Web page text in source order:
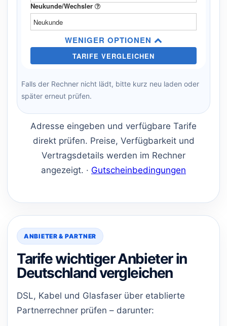
Falls der Rechner nicht lädt, bitte kurz neu laden oder
später erneut prüfen.
Adresse eingeben und verfügbare Tarife
direkt prüfen. Preise, Verfügbarkeit und
Vertragsdetails werden im Rechner
angezeigt. · Gutscheinbedingungen
ANBIETER & PARTNER
Tarife wichtiger Anbieter in
Deutschland vergleichen
DSL, Kabel und Glasfaser über etablierte
Partnerrechner prüfen – darunter: